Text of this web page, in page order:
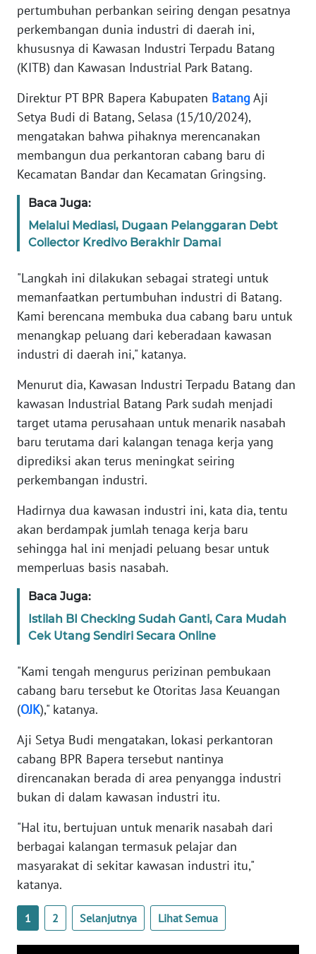
pertumbuhan perbankan seiring dengan pesatnya
perkembangan dunia industri di daerah ini,
khususnya di Kawasan Industri Terpadu Batang
(KITB) dan Kawasan Industrial Park Batang.
Direktur PT BPR Bapera Kabupaten Batang Aji
Setya Budi di Batang, Selasa (15/10/2024),
mengatakan bahwa pihaknya merencanakan
membangun dua perkantoran cabang baru di
Kecamatan Bandar dan Kecamatan Gringsing.
Baca Juga:
Melalui Mediasi, Dugaan Pelanggaran Debt
Collector Kredivo Berakhir Damai
"Langkah ini dilakukan sebagai strategi untuk
memanfaatkan pertumbuhan industri di Batang.
Kami berencana membuka dua cabang baru untuk
menangkap peluang dari keberadaan kawasan
industri di daerah ini," katanya.
Menurut dia, Kawasan Industri Terpadu Batang dan
kawasan Industrial Batang Park sudah menjadi
target utama perusahaan untuk menarik nasabah
baru terutama dari kalangan tenaga kerja yang
diprediksi akan terus meningkat seiring
perkembangan industri.
Hadirnya dua kawasan industri ini, kata dia, tentu
akan berdampak jumlah tenaga kerja baru
sehingga hal ini menjadi peluang besar untuk
memperluas basis nasabah.
Baca Juga:
Istilah BI Checking Sudah Ganti, Cara Mudah
Cek Utang Sendiri Secara Online
"Kami tengah mengurus perizinan pembukaan
cabang baru tersebut ke Otoritas Jasa Keuangan
(OJK)," katanya.
Aji Setya Budi mengatakan, lokasi perkantoran
cabang BPR Bapera tersebut nantinya
direncanakan berada di area penyangga industri
bukan di dalam kawasan industri itu.
"Hal itu, bertujuan untuk menarik nasabah dari
berbagai kalangan termasuk pelajar dan
masyarakat di sekitar kawasan industri itu,"
katanya.
1 2 Selanjutnya Lihat Semua
TENTANG
KAMI
PEDOMAN
SIBER
REDAKSI
KARIR
DISCLAIMER
Wahana
Regional
SUMUT
WN
WN
JABAR
WN
BANTEN
WN
NTT
WN
WN
PAPUA
WN
PAPUA
BARAT
WN
RIAU
WN
WN
SULTRA